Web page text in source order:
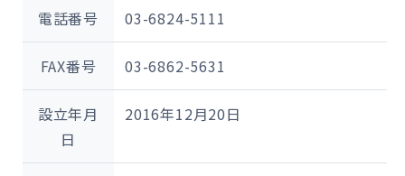
電話番号 03-6824-5111
FAX番号 03-6862-5631
設立年月
日
2016年12月20日